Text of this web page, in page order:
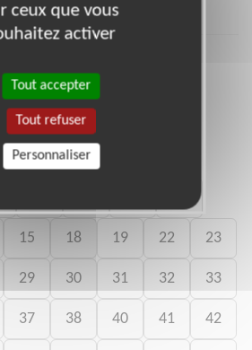
par
:
15 18 19 22 23
29 30 31 32 33
37 38 40 41 42
ceux que vous
activer
Tout accepter
Tout refuser
Personnaliser